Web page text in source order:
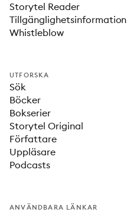
Storytel Reader
Tillgänglighetsinformation
Whistleblow
UTFORSKA
Sök
Böcker
Bokserier
Storytel Original
Författare
Uppläsare
Podcasts
ANVÄNDBARA LÄNKAR